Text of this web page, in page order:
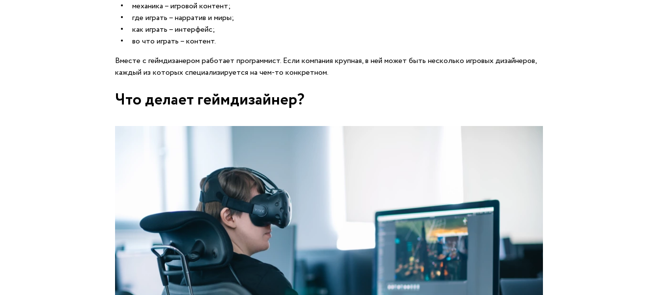
механика – игровой контент;
где играть – нарратив и миры;
как играть – интерфейс;
во что играть – контент.
Вместе с геймдизанером работает программист. Если компания крупная, в ней может быть несколько игровых дизайнеров,
каждый из которых специализируется на чем-то конкретном.
Что делает геймдизайнер?